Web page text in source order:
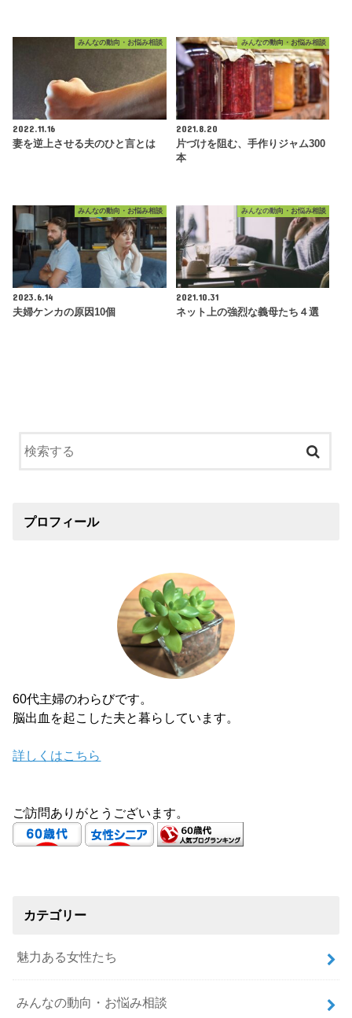
みんなの動向・お悩み相談
2022.11.16
妻を逆上させる夫のひと言とは
みんなの動向・お悩み相談
2021.8.20
片づけを阻む、手作りジャム300
本
みんなの動向・お悩み相談
2023.6.14
夫婦ケンカの原因10個
みんなの動向・お悩み相談
2021.10.31
ネット上の強烈な義母たち４選
プロフィール
60代主婦のわらびです。
脳出血を起こした夫と暮らしています。
詳しくはこちら
ご訪問ありがとうございます。
カテゴリー
魅力ある女性たち
みんなの動向・お悩み相談